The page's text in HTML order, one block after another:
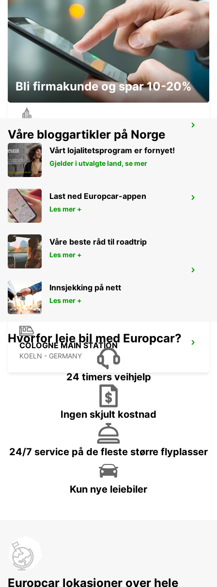
BRUEHL
BRUEHL - GERMANY
COLOGNE ZOLLSTOCK
KOELN - GERMANY
EUSKIRCHEN
EUSKIRCHEN - GERMANY
KOELN - GERMANY
COLOGNE MAIN STATION
KOELN - GERMANY
Bli firmakunde og spar 10-20%
Våre bloggartikler på Norge
Vårt lojalitetsprogram er fornyet!
Gjelder i utvalgte land, se mer
Last ned Europcar-appen
Les mer +
Våre beste råd til roadtrip
Les mer +
Innsjekking på nett
Les mer +
Hvorfor leie bil med Europcar?
24 timers veihjelp
Ingen skjult kostnad
24/7 service på de fleste større flyplasser
Kun nye leiebiler
Europcar lokasjoner over hele